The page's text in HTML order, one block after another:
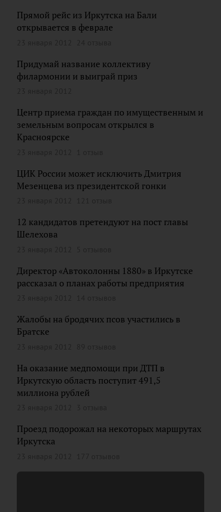
Прямой рейс из Иркутска на Бали
открывается в феврале
Придумай название коллективу
филармонии и выиграй приз
Центр приема граждан по имущественным и
земельным вопросам открылся в
Красноярске
ЦИК России может исключить Дмитрия
Мезенцева из президентской гонки
12 кандидатов претендуют на пост главы
Шелехова
Директор «Автоколонны 1880» в Иркутске
рассказал о планах работы предприятия
Жалобы на бродячих псов участились в
Братске
На оказание медпомощи при ДТП в
Иркутскую область поступит 491,5
миллиона рублей
Проезд подорожал на некоторых маршрутах
Иркутска